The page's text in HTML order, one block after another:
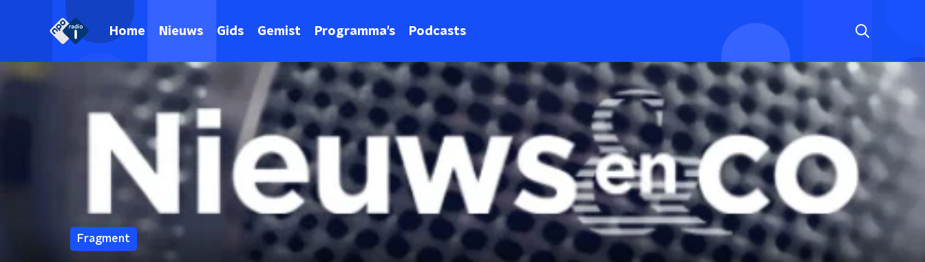
Home Nieuws Gids Gemist Programma's Podcasts
Fragment